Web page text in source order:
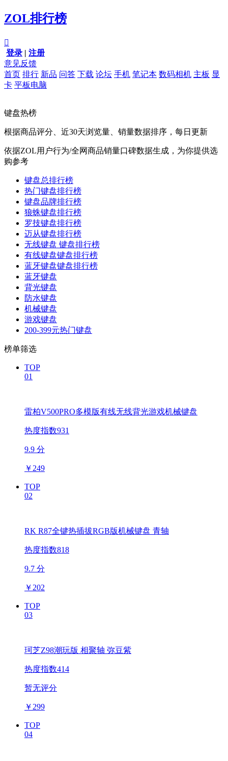
ZOL排行榜

登录 | 注册
意见反馈
首页 排行 新品 问答 下载 论坛 手机 笔记本 数码相机 主板 显
卡 平板电脑
键盘热榜
根据商品评分、近30天浏览量、销量数据排序，每日更新
依据ZOL用户行为/全网商品销量口碑数据生成，为你提供选
购参考
键盘总排行榜
热门键盘排行榜
键盘品牌排行榜
狼蛛键盘排行榜
罗技键盘排行榜
迈从键盘排行榜
无线键盘 键盘排行榜
有线键盘键盘排行榜
蓝牙键盘键盘排行榜
蓝牙键盘
背光键盘
防水键盘
机械键盘
游戏键盘
200-399元热门键盘
榜单筛选
TOP
01
雷柏V500PRO多模版有线无线背光游戏机械键盘
热度指数931
9.9 分
￥ 249
TOP
02
RK R87全键热插拔RGB版机械键盘 青轴
热度指数818
9.7 分
￥ 202
TOP
03
珂芝Z98潮玩版 相聚轴 弥豆紫
热度指数414
暂无评分
￥ 299
TOP
04